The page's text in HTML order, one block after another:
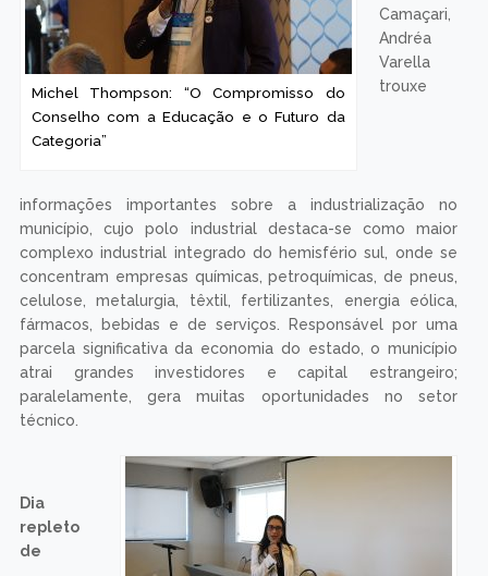
Michel Thompson: “O Compromisso do
Conselho com a Educação e o Futuro da
Categoria”
Camaçari,
Andréa
Varella
trouxe
informações importantes sobre a industrialização no
município, cujo polo industrial destaca-se como maior
complexo industrial integrado do hemisfério sul, onde se
concentram empresas químicas, petroquímicas, de pneus,
celulose, metalurgia, têxtil, fertilizantes, energia eólica,
fármacos, bebidas e de serviços. Responsável por uma
parcela significativa da economia do estado, o município
atrai grandes investidores e capital estrangeiro;
paralelamente, gera muitas oportunidades no setor
técnico.
Dia
repleto
de